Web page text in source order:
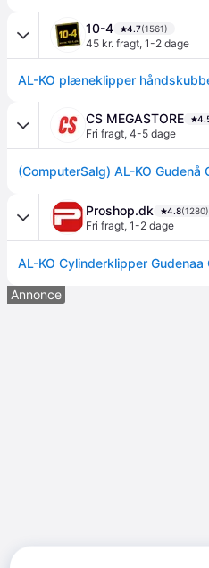
10-4 4.7(1561)
45 kr. fragt, 1-2 dage
CS MEGASTORE
Fri fragt, 4-5 dage
Proshop.dk 4.8(1280)
Fri fragt, 1-2 dage
Annonce